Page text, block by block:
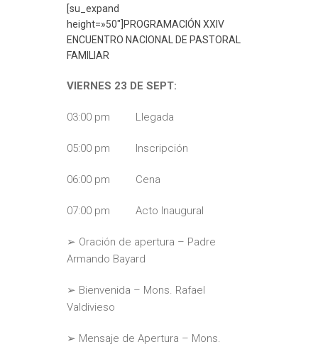
[su_expand
height=»50″]PROGRAMACIÓN XXIV
ENCUENTRO NACIONAL DE PASTORAL
FAMILIAR
VIERNES 23 DE SEPT:
03:00 pm Llegada
05:00 pm Inscripción
06:00 pm Cena
07:00 pm Acto Inaugural
➢ Oración de apertura – Padre
Armando Bayard
➢ Bienvenida – Mons. Rafael
Valdivieso
➢ Mensaje de Apertura – Mons.